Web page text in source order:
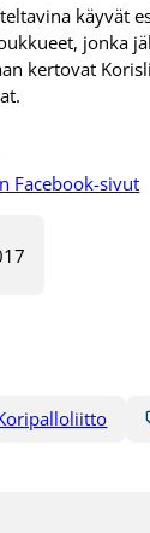
käyvät
jonka
kertovat
Facebook-sivut